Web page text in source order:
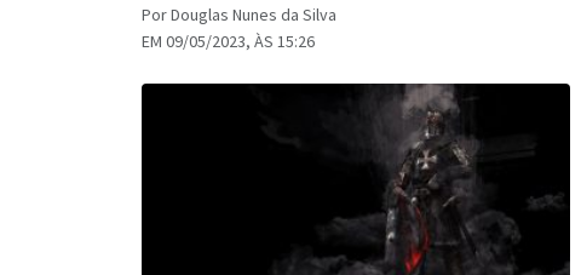
Por Douglas Nunes da Silva
EM 09/05/2023, ÀS 15:26